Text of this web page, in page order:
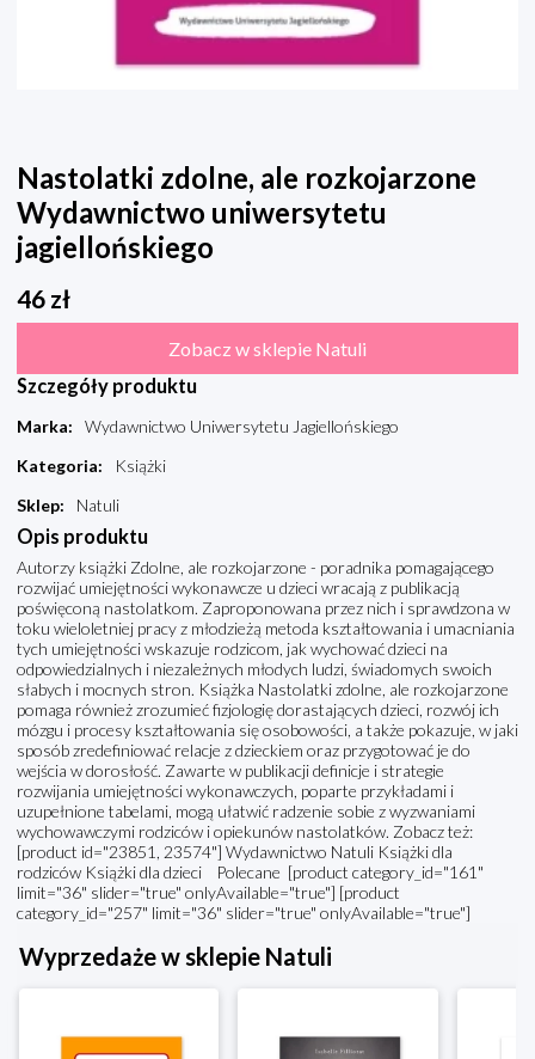
Nastolatki zdolne, ale rozkojarzone
Wydawnictwo uniwersytetu
jagiellońskiego
46 zł
Zobacz w sklepie Natuli
Szczegóły produktu
Marka:
Wydawnictwo Uniwersytetu Jagiellońskiego
Kategoria:
Książki
Sklep: Natuli
Opis produktu
Autorzy książki Zdolne, ale rozkojarzone - poradnika pomagającego
rozwijać umiejętności wykonawcze u dzieci wracają z publikacją
poświęconą nastolatkom. Zaproponowana przez nich i sprawdzona w
toku wieloletniej pracy z młodzieżą metoda kształtowania i umacniania
tych umiejętności wskazuje rodzicom, jak wychować dzieci na
odpowiedzialnych i niezależnych młodych ludzi, świadomych swoich
słabych i mocnych stron. Książka Nastolatki zdolne, ale rozkojarzone
pomaga również zrozumieć fizjologię dorastających dzieci, rozwój ich
mózgu i procesy kształtowania się osobowości, a także pokazuje, w jaki
sposób zredefiniować relacje z dzieckiem oraz przygotować je do
wejścia w dorosłość. Zawarte w publikacji definicje i strategie
rozwijania umiejętności wykonawczych, poparte przykładami i
uzupełnione tabelami, mogą ułatwić radzenie sobie z wyzwaniami
wychowawczymi rodziców i opiekunów nastolatków. Zobacz też:
[product id="23851, 23574"] Wydawnictwo Natuli Książki dla
rodziców Książki dla dzieci Polecane [product category_id="161"
limit="36" slider="true" onlyAvailable="true"] [product
category_id="257" limit="36" slider="true" onlyAvailable="true"]
Wyprzedaże w sklepie Natuli